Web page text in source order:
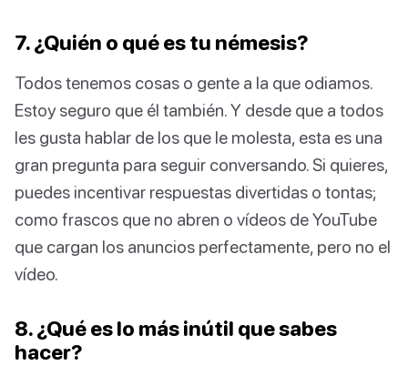
7. ¿Quién o qué es tu némesis?
Todos tenemos cosas o gente a la que odiamos.
Estoy seguro que él también. Y desde que a todos
les gusta hablar de los que le molesta, esta es una
gran pregunta para seguir conversando. Si quieres,
puedes incentivar respuestas divertidas o tontas;
como frascos que no abren o vídeos de YouTube
que cargan los anuncios perfectamente, pero no el
vídeo.
8. ¿Qué es lo más inútil que sabes
hacer?